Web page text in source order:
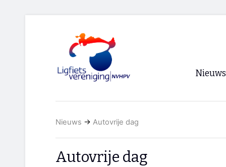
Nieuws
Nieuws → Autovrije dag
Autovrije dag